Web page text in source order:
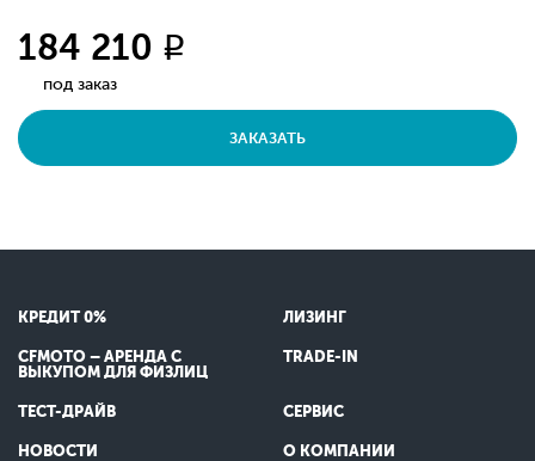
184 210 q
под заказ
ЗАКАЗАТЬ
КРЕДИТ 0% ЛИЗИНГ
CFMOTO – АРЕНДА С
ВЫКУПОМ ДЛЯ ФИЗЛИЦ
TRADE-IN
ТЕСТ-ДРАЙВ СЕРВИС
НОВОСТИ О КОМПАНИИ